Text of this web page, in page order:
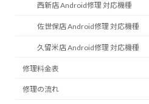
西新店 Android修理 対応機種
佐世保店 Android修理 対応機種
久留米店 Android修理 対応機種
修理料金表
修理の流れ